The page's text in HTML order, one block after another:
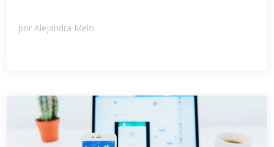
porAlejandra Melo